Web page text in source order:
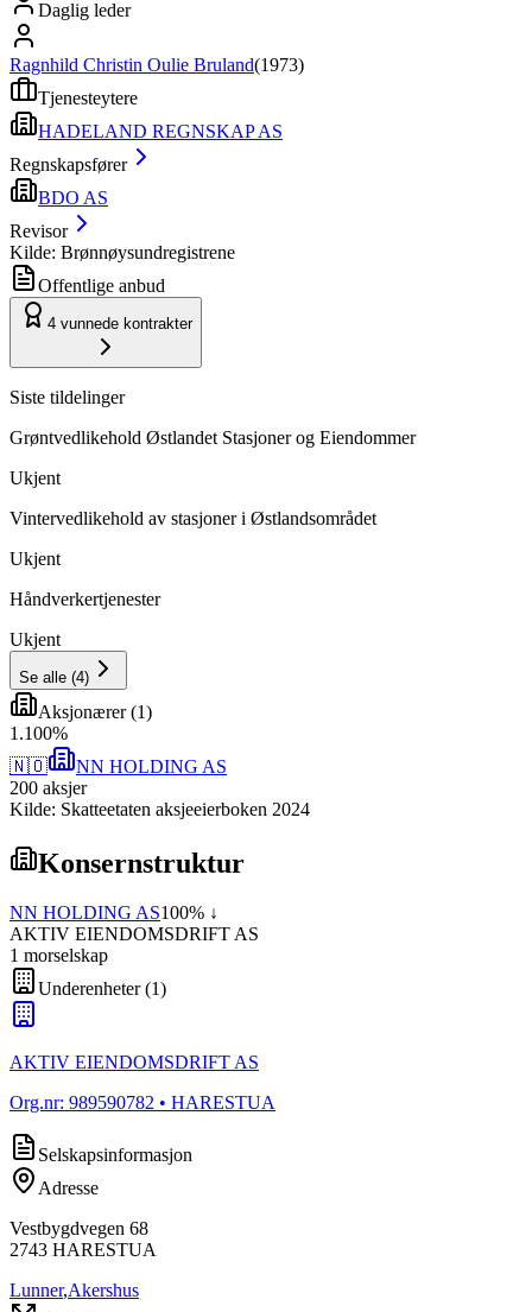
Daglig leder
Ragnhild Christin Oulie Bruland(1973)
Tjenesteytere
HADELAND REGNSKAP AS
Regnskapsfører
BDO AS
Revisor
Kilde: Brønnøysundregistrene
Offentlige anbud
4 vunnede kontrakter
Siste tildelinger
Grøntvedlikehold Østlandet Stasjoner og Eiendommer
Ukjent
Vintervedlikehold av stasjoner i Østlandsområdet
Ukjent
Håndverkertjenester
Ukjent
Se alle (4)
Aksjonærer(1)
1 .100%
🇳🇴
NN HOLDING AS
200 aksjer
Kilde: Skatteetaten aksjeeierboken 2024
Konsernstruktur
NN HOLDING AS100% ↓
AKTIV EIENDOMSDRIFT AS
1 morselskap
Underenheter(1)
AKTIV EIENDOMSDRIFT AS
Org.nr: 989590782 • HARESTUA
Selskapsinformasjon
Adresse
Vestbygdvegen 68
2743 HARESTUA
Lunner,Akershus